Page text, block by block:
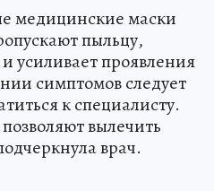
медицинские маски
пыльцу,
усиливает проявления
симптомов следует
к специалисту.
вылечить
врач.